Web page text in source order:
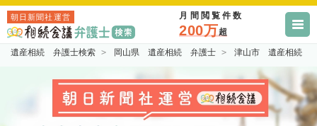
朝日新聞社運営 月間閲覧件数
200万超
遺産相続 弁護士検索 岡山県 遺産相続 弁護士 津山市 遺産相続